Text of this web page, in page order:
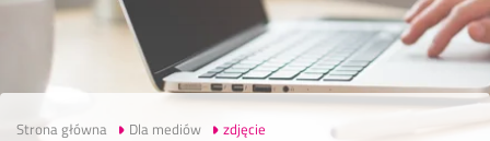
j
si
ę
Strona główna Dla mediów zdjęcie